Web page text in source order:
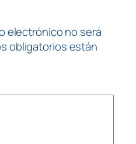
electrónico no será
obligatorios están